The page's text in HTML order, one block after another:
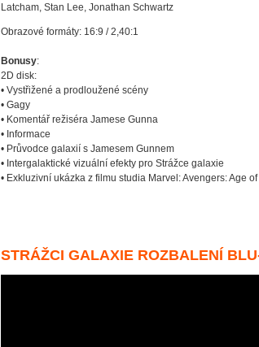
Latcham, Stan Lee, Jonathan Schwartz
Obrazové formáty: 16:9 / 2,40:1
Bonusy:
2D disk:
• Vystřižené a prodloužené scény
• Gagy
• Komentář režiséra Jamese Gunna
• Informace
• Průvodce galaxií s Jamesem Gunnem
• Intergalaktické vizuální efekty pro Strážce galaxie
• Exkluzivní ukázka z filmu studia Marvel: Avengers: Age
STRÁŽCI GALAXIE ROZBALENÍ